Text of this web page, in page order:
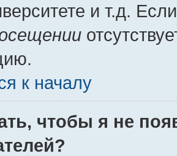
и т.д.
к началу
чтобы я не